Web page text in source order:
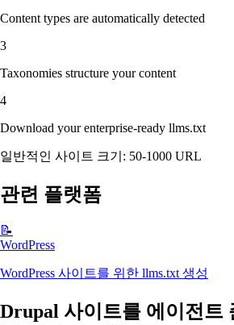
Content types are automatically detected
3
Taxonomies structure your content
4
Download your enterprise-ready llms.txt
일반적인 사이트 크기: 50-1000 URL
관련 플랫폼
📝
WordPress
WordPress 사이트를 위한 llms.txt 생성
Drupal 사이트를 에이전트